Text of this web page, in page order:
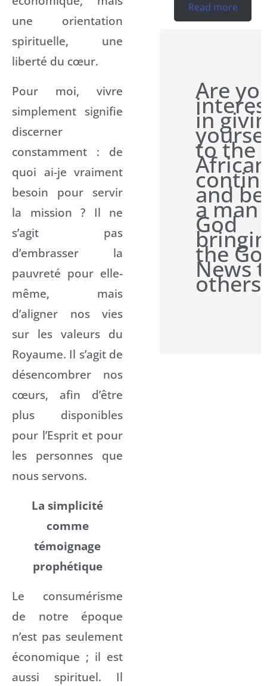
une orientation
spirituelle, une
liberté du cœur.
Pour moi, vivre
simplement signifie
discerner
constamment : de
quoi ai-je vraiment
besoin pour servir
la mission ? Il ne
s’agit pas
d’embrasser la
pauvreté pour elle-
même, mais
d’aligner nos vies
sur les valeurs du
Royaume. Il s’agit de
désencombrer nos
cœurs, afin d’être
plus disponibles
pour l’Esprit et pour
les personnes que
nous servons.
La simplicité
comme
témoignage
prophétique
Le consumérisme
de notre époque
n’est pas seulement
économique ; il est
aussi spirituel. Il
Read more
Are
in
to the
African
and
a man
God
the
News